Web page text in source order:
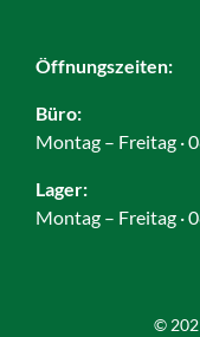
Öffnungszeiten:
Büro:
Montag – Freitag ·
Lager:
Montag – Freitag ·
©